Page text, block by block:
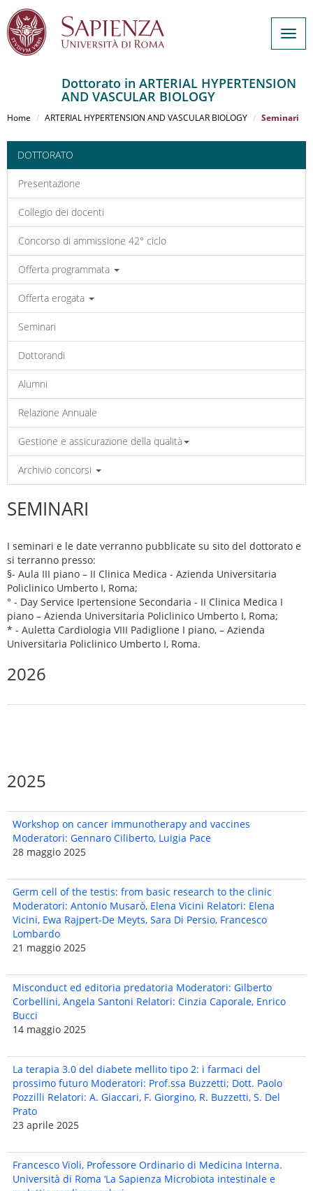
al
principale
Dottorato in ARTERIAL HYPERTENSION
AND VASCULAR BIOLOGY
Home ARTERIAL HYPERTENSION AND VASCULAR BIOLOGY Seminari
DOTTORATO
Presentazione
Collegio dei docenti
Concorso di ammissione 42° ciclo
Offerta programmata
Offerta erogata
Seminari
Dottorandi
Alumni
Relazione Annuale
Gestione e assicurazione della qualità
Archivio concorsi
SEMINARI
I seminari e le date verranno pubblicate su sito del dottorato e
si terranno presso:
§- Aula III piano – II Clinica Medica - Azienda Universitaria
Policlinico Umberto I, Roma;
° - Day Service Ipertensione Secondaria - II Clinica Medica I
piano – Azienda Universitaria Policlinico Umberto I, Roma;
* - Auletta Cardiologia VIII Padiglione I piano, – Azienda
Universitaria Policlinico Umberto I, Roma.
2026
2025
Workshop on cancer immunotherapy and vaccines
Moderatori: Gennaro Ciliberto, Luigia Pace
28 maggio 2025
Germ cell of the testis: from basic research to the clinic
Moderatori: Antonio Musarò, Elena Vicini Relatori: Elena
Vicini, Ewa Rajpert-De Meyts, Sara Di Persio, Francesco
Lombardo
21 maggio 2025
Misconduct ed editoria predatoria Moderatori: Gilberto
Corbellini, Angela Santoni Relatori: Cinzia Caporale, Enrico
Bucci
14 maggio 2025
La terapia 3.0 del diabete mellito tipo 2: i farmaci del
prossimo futuro Moderatori: Prof.ssa Buzzetti; Dott. Paolo
Pozzilli Relatori: A. Giaccari, F. Giorgino, R. Buzzetti, S. Del
Prato
23 aprile 2025
Francesco Violi, Professore Ordinario di Medicina Interna.
Università di Roma ‘La Sapienza Microbiota intestinale e